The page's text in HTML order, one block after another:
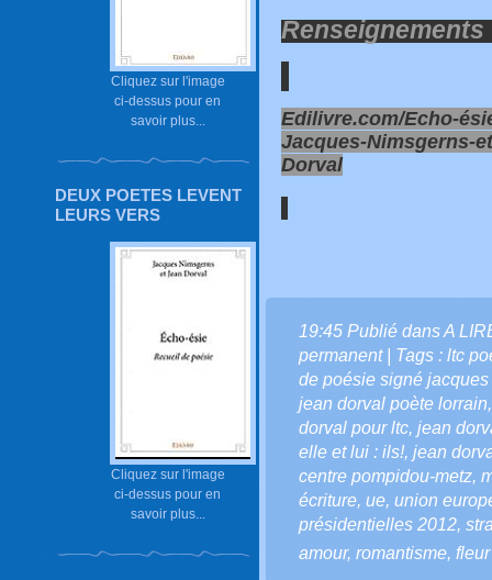
Cliquez sur l'image
ci-dessus pour en
savoir plus...
DEUX POETES LEVENT
LEURS VERS
Cliquez sur l'image
ci-dessus pour en
savoir plus...
Renseignements
Edilivre.com/Echo-
Jacques-Nimsgerns-
Dorval
19:45 Publié dansA
permanent| Tags : ltc
de poésie signé
jean dorval poète lorrain
dorval pour ltc, jean
elle et lui : ils!, jean
centre pompidou-metz,
écriture, ue, union
présidentielles 2012,
amour, romantisme,